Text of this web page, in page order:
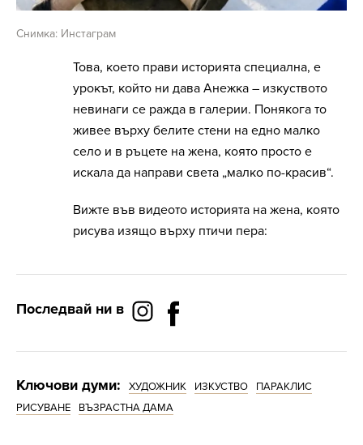
Снимка: Инстаграм
Това, което прави историята специална, е
урокът, който ни дава Анежка – изкуството
невинаги се ражда в галерии. Понякога то
живее върху белите стени на едно малко
село и в ръцете на жена, която просто е
искала да направи света „малко по-красив“.
Вижте във видеото историята на жена, която
рисува изящо върху птичи пера:
Последвай ни в
Ключови думи: ХУДОЖНИК ИЗКУСТВО
ПАРАКЛИС
РИСУВАНЕ
ВЪЗРАСТНА ДАМА